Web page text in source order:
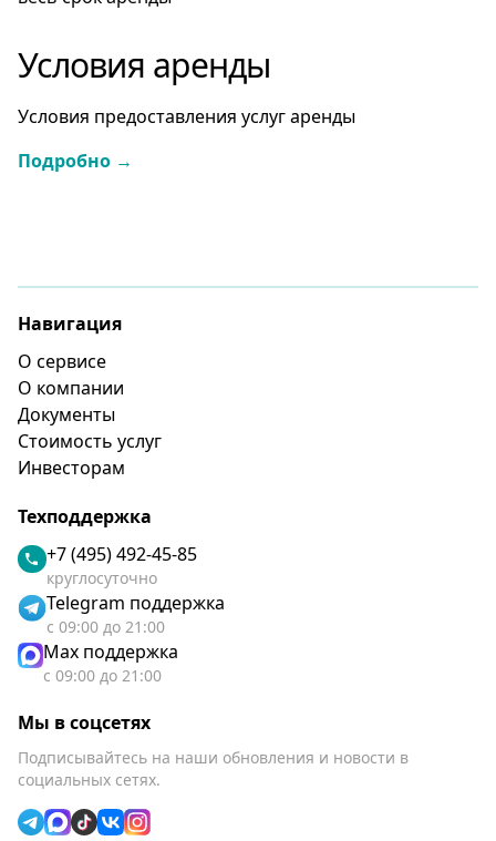
Условия аренды
Условия предоставления услуг аренды
Подробно →
Навигация
О сервисе
О компании
Документы
Стоимость услуг
Инвесторам
Техподдержка
+7 (495) 492-45-85
круглосуточно
Telegram поддержка
с 09:00 до 21:00
Max поддержка
с 09:00 до 21:00
Мы в соцсетях
Подписывайтесь на наши обновления и новости в
социальных сетях.